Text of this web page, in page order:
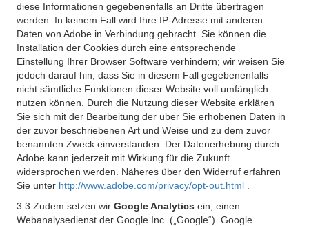
diese Informationen gegebenenfalls an Dritte übertragen
werden. In keinem Fall wird Ihre IP-Adresse mit anderen
Daten von Adobe in Verbindung gebracht. Sie können die
Installation der Cookies durch eine entsprechende
Einstellung Ihrer Browser Software verhindern; wir weisen Sie
jedoch darauf hin, dass Sie in diesem Fall gegebenenfalls
nicht sämtliche Funktionen dieser Website voll umfänglich
nutzen können. Durch die Nutzung dieser Website erklären
Sie sich mit der Bearbeitung der über Sie erhobenen Daten in
der zuvor beschriebenen Art und Weise und zu dem zuvor
benannten Zweck einverstanden. Der Datenerhebung durch
Adobe kann jederzeit mit Wirkung für die Zukunft
widersprochen werden. Näheres über den Widerruf erfahren
Sie unter http://www.adobe.com/privacy/opt-out.html
3.3 Zudem setzen wir Google Analytics ein, einen
Webanalysedienst der Google Inc. („Google“). Google